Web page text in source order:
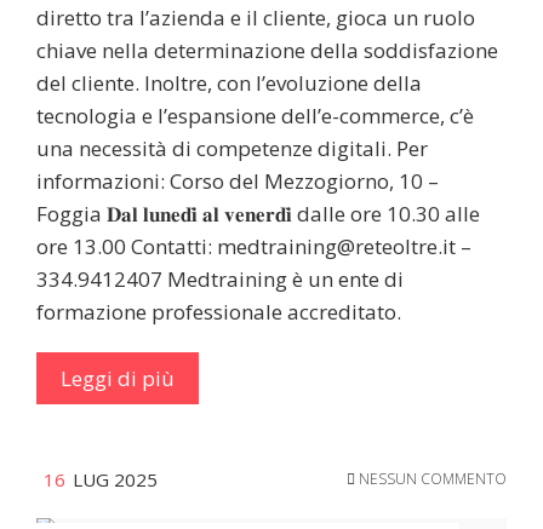
diretto tra l’azienda e il cliente, gioca un ruolo
chiave nella determinazione della soddisfazione
del cliente. Inoltre, con l’evoluzione della
tecnologia e l’espansione dell’e-commerce, c’è
una necessità di competenze digitali. Per
informazioni: Corso del Mezzogiorno, 10 –
Foggia 𝐃𝐚𝐥 𝐥𝐮𝐧𝐞𝐝𝐢̀ 𝐚𝐥 𝐯𝐞𝐧𝐞𝐫𝐝𝐢̀ dalle ore 10.30 alle
ore 13.00 Contatti: medtraining@reteoltre.it –
334.9412407 Medtraining è un ente di
formazione professionale accreditato.
Leggi di più
16 LUG 2025 NESSUN COMMENTO